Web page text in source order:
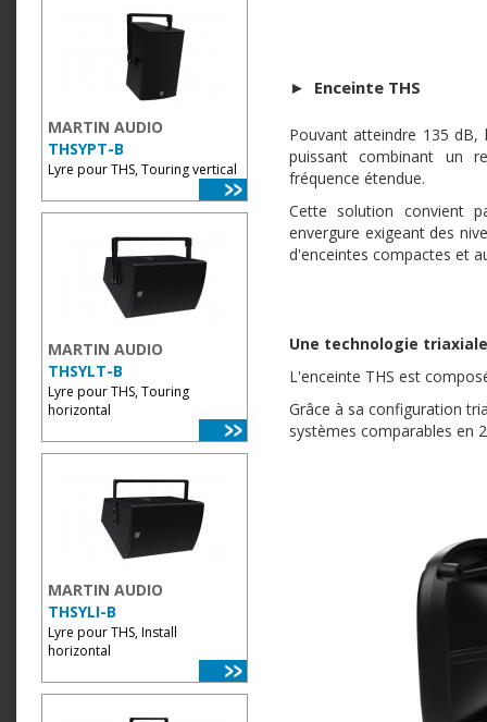
MARTIN AUDIO
THSYPT-B
Lyre pour THS, Touring vertical
MARTIN AUDIO
THSYLT-B
Lyre pour THS, Touring
horizontal
MARTIN AUDIO
THSYLI-B
Lyre pour THS, Install
horizontal
► Enceinte THS
Pouvant atteindre 135
puissant combinant un
fréquence étendue.
Cette solution convient
envergure exigeant des
d'enceintes compactes et
Une technologie triaxiale
L'enceinte THS est
Grâce à sa configuration
systèmes comparables en